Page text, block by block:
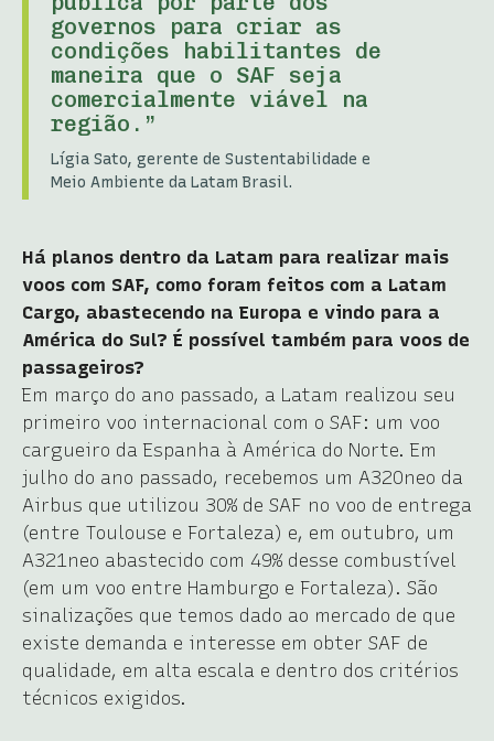
governos para criar as
condições habilitantes de
maneira que o SAF seja
comercialmente viável na
região.”
Lígia Sato, gerente de Sustentabilidade e
Meio Ambiente da Latam Brasil.
Há planos dentro da Latam para realizar mais
voos com SAF, como foram feitos com a Latam
Cargo, abastecendo na Europa e vindo para a
América do Sul? É possível também para voos de
passageiros?
Em março do ano passado, a Latam realizou seu
primeiro voo internacional com o SAF: um voo
cargueiro da Espanha à América do Norte. Em
julho do ano passado, recebemos um A320neo da
Airbus que utilizou 30% de SAF no voo de entrega
(entre Toulouse e Fortaleza) e, em outubro, um
A321neo abastecido com 49% desse combustível
(em um voo entre Hamburgo e Fortaleza). São
sinalizações que temos dado ao mercado de que
existe demanda e interesse em obter SAF de
qualidade, em alta escala e dentro dos critérios
técnicos exigidos.